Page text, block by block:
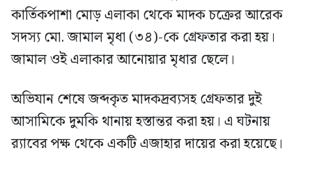
কার্তিকপাশা মোড় এলাকা থেকে মাদক চক্রের আরেক
সদস্য মো. জামাল মৃধা (৩৪)-কে গ্রেফতার করা হয়।
জামাল ওই এলাকার আনোয়ার মৃধার ছেলে।
অভিযান শেষে জব্দকৃত মাদকদ্রব্যসহ গ্রেফতার দুই
আসামিকে দুমকি থানায় হস্তান্তর করা হয়। এ ঘটনায়
র‍্যাবের পক্ষ থেকে একটি এজাহার দায়ের করা হয়েছে।